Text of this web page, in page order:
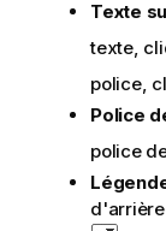
Texte
texte,
police,
Police
police